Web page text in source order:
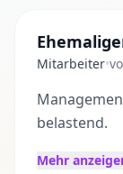
Mitarbeiter•
belastend.
Mehr